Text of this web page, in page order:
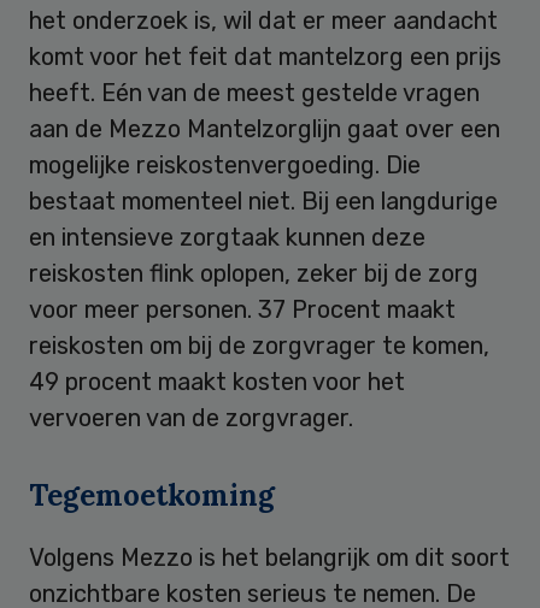
het onderzoek is, wil dat er meer aandacht
komt voor het feit dat mantelzorg een prijs
heeft. Eén van de meest gestelde vragen
aan de Mezzo Mantelzorglijn gaat over een
mogelijke reiskostenvergoeding. Die
bestaat momenteel niet. Bij een langdurige
en intensieve zorgtaak kunnen deze
reiskosten flink oplopen, zeker bij de zorg
voor meer personen. 37 Procent maakt
reiskosten om bij de zorgvrager te komen,
49 procent maakt kosten voor het
vervoeren van de zorgvrager.
Tegemoetkoming
Volgens Mezzo is het belangrijk om dit soort
onzichtbare kosten serieus te nemen. De